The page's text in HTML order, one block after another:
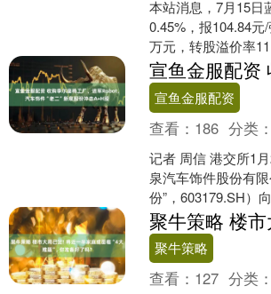
本站消息，7月15日
0.45%，报104.84
万元，转股溢价率
示，蓝帆转债信用级
宣鱼金服配资
查看： 186 分类
记者 周信 港交所1
泉汽车饰件股份有
份”，603179.SH）
市申请书。新泉股份
册....
聚牛策略
查看： 127 分类